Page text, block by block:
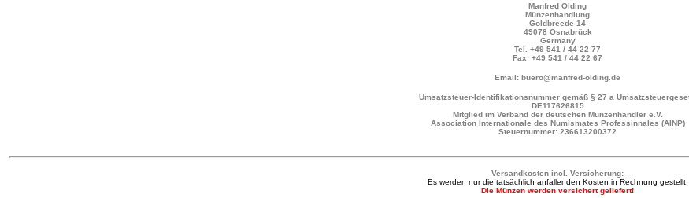
Manfred Olding
Münzenhandlung
Goldbreede 14
49078 Osnabrück
Germany
Tel. +49 541 / 44 22 77
Fax +49 541 / 44 22 67
Email: buero@manfred-olding.de
Umsatzsteuer-Identifikationsnummer gemäß § 27 a
DE117626815
Mitglied im Verband der deutschen Münzenhändler e.V.
Association Internationale des Numismates Professinnales (AINP)
Steuernummer: 236613200372
Versandkosten incl. Versicherung:
Es werden nur die tatsächlich anfallenden Kosten in Rechnung gestellt.
Die Münzen werden versichert geliefert!